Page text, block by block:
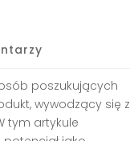
poszukujących
wywodzący się z
tym artykule